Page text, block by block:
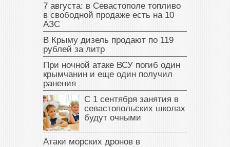
7 августа: в Севастополе топливо
в свободной продаже есть на 10
АЗС
В Крыму дизель продают по 119
рублей за литр
При ночной атаке ВСУ погиб один
крымчанин и еще один получил
ранения
С 1 сентября занятия в
севастопольских школах
будут очными
Атаки морских дронов в